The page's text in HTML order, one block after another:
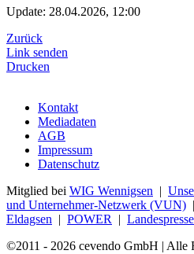
Update: 28.04.2026, 12:00
Zurück
Link senden
Drucken
Kontakt
Mediadaten
AGB
Impressum
Datenschutz
Mitglied bei WIG Wennigsen |
und Unternehmer-Netzwerk (VUN) |
Eldagsen | POWER |
©2011 - 2026 cevendo GmbH | Alle